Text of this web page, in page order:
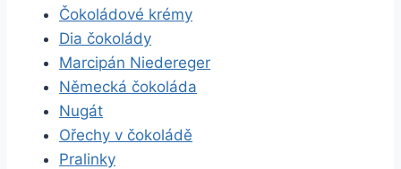
Čokoládové krémy
Dia čokolády
Marcipán Niedereger
Německá čokoláda
Nugát
Ořechy v čokoládě
Pralinky